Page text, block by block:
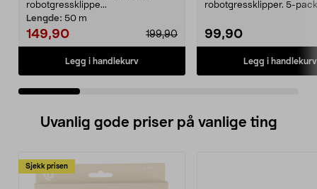
robotgressklippe...
Lengde: 50 m
149,90 199,90
Legg i handlekurv
robotgressklipper. 5-
99,90
Legg i handlekurv
Uvanlig gode priser på vanlige ting
Sjekk prisen